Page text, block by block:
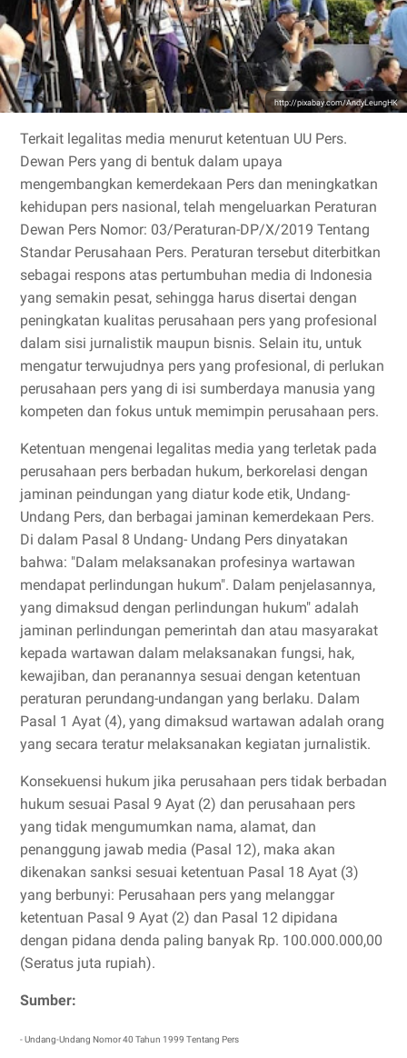
http://pixabay.com/AndyLeungHK
Terkait legalitas media menurut ketentuan UU Pers.
Dewan Pers yang di bentuk dalam upaya
mengembangkan kemerdekaan Pers dan meningkatkan
kehidupan pers nasional, telah mengeluarkan Peraturan
Dewan Pers Nomor: 03/Peraturan-DP/X/2019 Tentang
Standar Perusahaan Pers. Peraturan tersebut diterbitkan
sebagai respons atas pertumbuhan media di Indonesia
yang semakin pesat, sehingga harus disertai dengan
peningkatan kualitas perusahaan pers yang profesional
dalam sisi jurnalistik maupun bisnis. Selain itu, untuk
mengatur terwujudnya pers yang profesional, di perlukan
perusahaan pers yang di isi sumberdaya manusia yang
kompeten dan fokus untuk memimpin perusahaan pers.
Ketentuan mengenai legalitas media yang terletak pada
perusahaan pers berbadan hukum, berkorelasi dengan
jaminan peindungan yang diatur kode etik, Undang-
Undang Pers, dan berbagai jaminan kemerdekaan Pers.
Di dalam Pasal 8 Undang- Undang Pers dinyatakan
bahwa: "Dalam melaksanakan profesinya wartawan
mendapat perlindungan hukum". Dalam penjelasannya,
yang dimaksud dengan perlindungan hukum" adalah
jaminan perlindungan pemerintah dan atau masyarakat
kepada wartawan dalam melaksanakan fungsi, hak,
kewajiban, dan peranannya sesuai dengan ketentuan
peraturan perundang-undangan yang berlaku. Dalam
Pasal 1 Ayat (4), yang dimaksud wartawan adalah orang
yang secara teratur melaksanakan kegiatan jurnalistik.
Konsekuensi hukum jika perusahaan pers tidak berbadan
hukum sesuai Pasal 9 Ayat (2) dan perusahaan pers
yang tidak mengumumkan nama, alamat, dan
penanggung jawab media (Pasal 12), maka akan
dikenakan sanksi sesuai ketentuan Pasal 18 Ayat (3)
yang berbunyi: Perusahaan pers yang melanggar
ketentuan Pasal 9 Ayat (2) dan Pasal 12 dipidana
dengan pidana denda paling banyak Rp. 100.000.000,00
(Seratus juta rupiah).
Sumber:
- Undang-Undang Nomor 40 Tahun 1999 Tentang Pers